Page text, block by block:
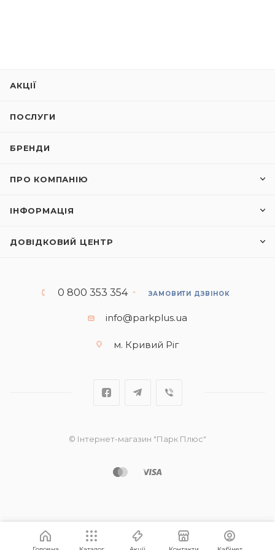
АКЦІЇ
ПОСЛУГИ
БРЕНДИ
ПРО КОМПАНІЮ
ІНФОРМАЦІЯ
ДОВІДКОВИЙ ЦЕНТР
0 800 353 354 ЗАМОВИТИ ДЗВІНОК
info@parkplus.ua
м. Кривий Ріг
© Інтернет-магазин "Парк Плюс"